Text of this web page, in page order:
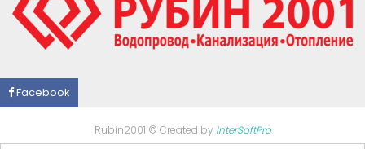
Facebook
Rubin2001 © Created by InterSoftPro